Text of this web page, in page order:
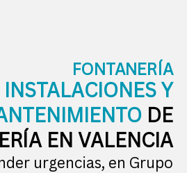
FONTANERÍA
INSTALACIONES Y
DE
EN VALENCIA
urgencias, en Grupo